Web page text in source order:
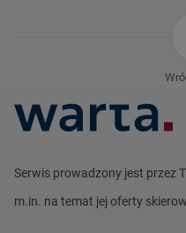
Serwis prowadzony jest przez
m.in. na temat jej oferty